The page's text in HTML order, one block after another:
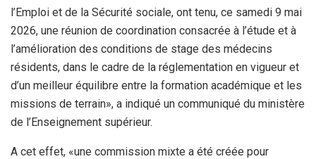
l’Emploi et de la Sécurité sociale, ont tenu, ce samedi 9 mai
2026, une réunion de coordination consacrée à l’étude et à
l’amélioration des conditions de stage des médecins
résidents, dans le cadre de la réglementation en vigueur et
d’un meilleur équilibre entre la formation académique et les
missions de terrain», a indiqué un communiqué du ministère
de l’Enseignement supérieur.
A cet effet, «une commission mixte a été créée pour